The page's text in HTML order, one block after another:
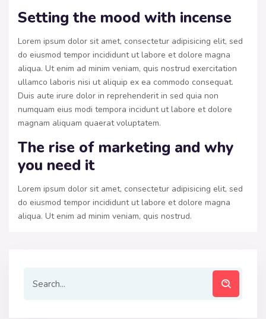
Setting the mood with incense
Lorem ipsum dolor sit amet, consectetur adipisicing elit, sed
do eiusmod tempor incididunt ut labore et dolore magna
aliqua. Ut enim ad minim veniam, quis nostrud exercitation
ullamco laboris nisi ut aliquip ex ea commodo consequat.
Duis aute irure dolor in reprehenderit in sed quia non
numquam eius modi tempora incidunt ut labore et dolore
magnam aliquam quaerat voluptatem.
The rise of marketing and why
you need it
Lorem ipsum dolor sit amet, consectetur adipisicing elit, sed
do eiusmod tempor incididunt ut labore et dolore magna
aliqua. Ut enim ad minim veniam, quis nostrud.